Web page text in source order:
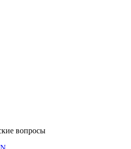
вопросы